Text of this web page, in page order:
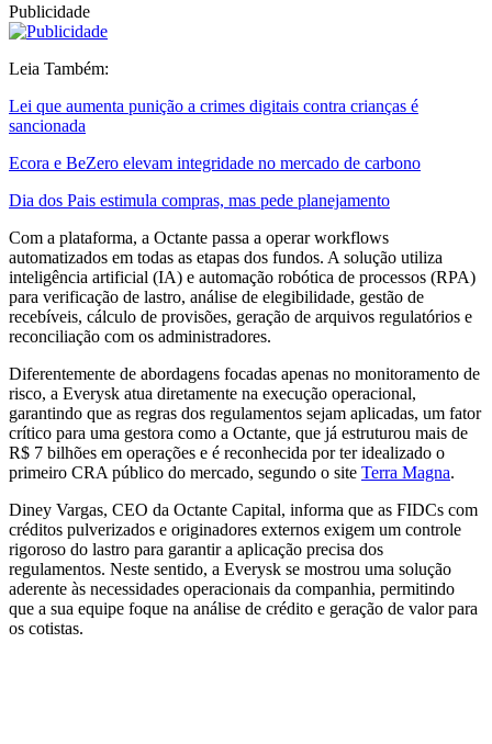
Publicidade
Leia Também:
Lei que aumenta punição a crimes digitais contra crianças é
sancionada
Ecora e BeZero elevam integridade no mercado de carbono
Dia dos Pais estimula compras, mas pede planejamento
Com a plataforma, a Octante passa a operar workflows
automatizados em todas as etapas dos fundos. A solução utiliza
inteligência artificial (IA) e automação robótica de processos (RPA)
para verificação de lastro, análise de elegibilidade, gestão de
recebíveis, cálculo de provisões, geração de arquivos regulatórios e
reconciliação com os administradores.
Diferentemente de abordagens focadas apenas no monitoramento de
risco, a Everysk atua diretamente na execução operacional,
garantindo que as regras dos regulamentos sejam aplicadas, um fator
crítico para uma gestora como a Octante, que já estruturou mais de
R$ 7 bilhões em operações e é reconhecida por ter idealizado o
primeiro CRA público do mercado, segundo o site Terra Magna.
Diney Vargas, CEO da Octante Capital, informa que as FIDCs com
créditos pulverizados e originadores externos exigem um controle
rigoroso do lastro para garantir a aplicação precisa dos
regulamentos. Neste sentido, a Everysk se mostrou uma solução
aderente às necessidades operacionais da companhia, permitindo
que a sua equipe foque na análise de crédito e geração de valor para
os cotistas.